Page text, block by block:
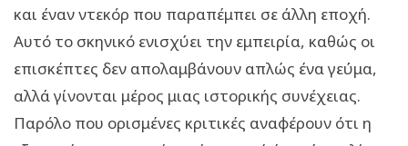
και έναν ντεκόρ που παραπέμπει σε άλλη εποχή.
Αυτό το σκηνικό ενισχύει την εμπειρία, καθώς οι
επισκέπτες δεν απολαμβάνουν απλώς ένα γεύμα,
αλλά γίνονται μέρος μιας ιστορικής συνέχειας.
Παρόλο που ορισμένες κριτικές αναφέρουν ότι η